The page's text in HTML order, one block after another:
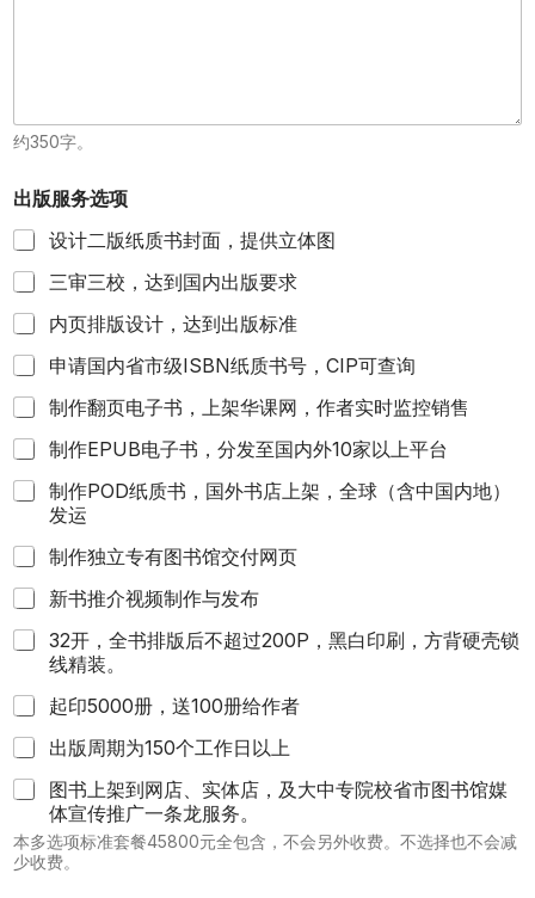
约350字。
出版服务选项
设计二版纸质书封面，提供立体图
三审三校，达到国内出版要求
内页排版设计，达到出版标准
申请国内省市级ISBN纸质书号，CIP可查询
制作翻页电子书，上架华课网，作者实时监控销售
制作EPUB电子书，分发至国内外10家以上平台
制作POD纸质书，国外书店上架，全球（含中国内地）
发运
制作独立专有图书馆交付网页
新书推介视频制作与发布
32开，全书排版后不超过200P，黑白印刷，方背硬壳锁
线精装。
起印5000册，送100册给作者
出版周期为150个工作日以上
图书上架到网店、实体店，及大中专院校省市图书馆媒
体宣传推广一条龙服务。
本多选项标准套餐45800元全包含，不会另外收费。不选择也不会减
少收费。